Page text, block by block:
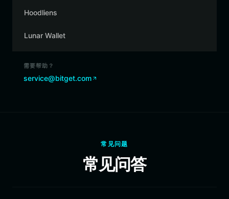
Hoodliens
Lunar Wallet
需要帮助？
service@bitget.com
常见问题
常见问答